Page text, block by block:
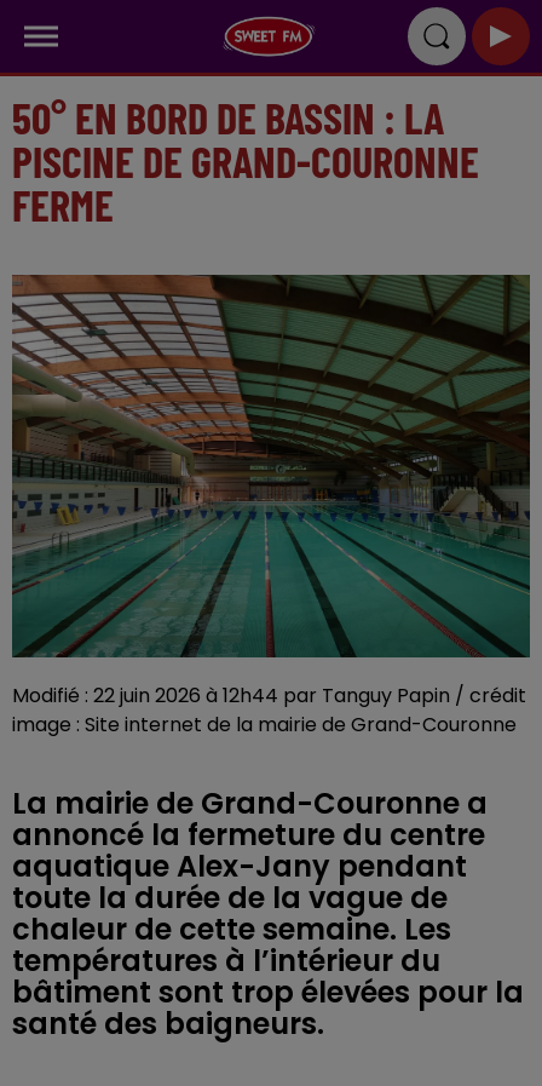
50° EN BORD DE BASSIN : LA
PISCINE DE GRAND-COURONNE
FERME
Modifié : 22 juin 2026 à 12h44 par Tanguy Papin / crédit
image : Site internet de la mairie de Grand-Couronne
La mairie de Grand-Couronne a
annoncé la fermeture du centre
aquatique Alex-Jany pendant
toute la durée de la vague de
chaleur de cette semaine. Les
températures à l’intérieur du
bâtiment sont trop élevées pour la
santé des baigneurs.